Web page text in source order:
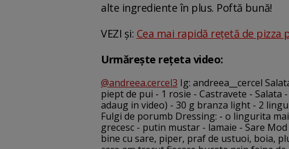
alte ingrediente în plus. Poftă bună!
VEZI și: Cea mai rapidă rețetă de pizza
Urmărește rețeta video:
@andreea.cercel3 Ig: andreea__cercel
piept de pui - 1 rosie - Castravete - Salata
adaug in video) - 30 g branza light - 2
Fulgi de porumb Dressing: - o lingurita
grecesc - putin mustar - lamaie - Sare
bine cu sare, piper, praf de ustuoi, boia,